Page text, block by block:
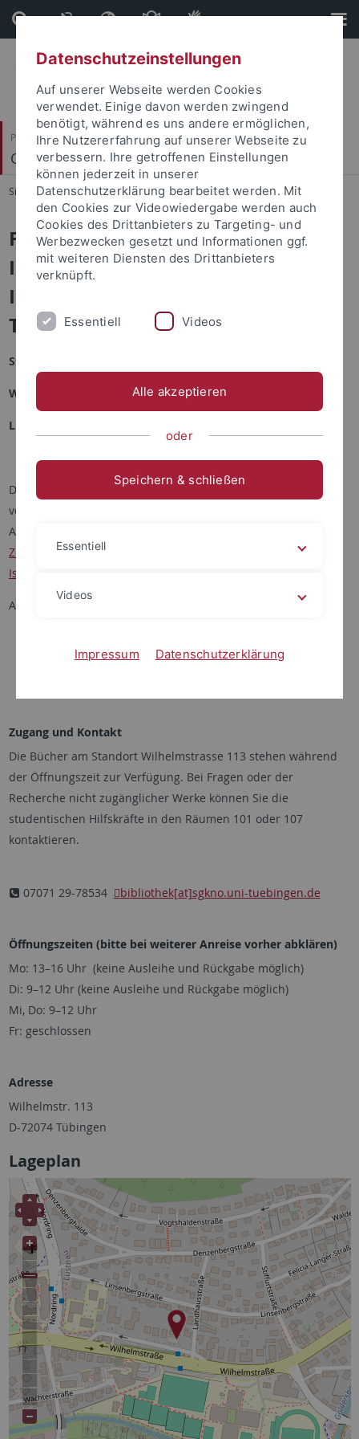
Direkt
zum
Inhalt
Direkt
zur
Fußleiste
Philosophische Fakultät
Orient- und Islamwissenschaft
Sie sind hier: Startseite ... Fachbibliothek
Fachreferat Orient- und
Islamwissenschaft (inkl. Arabistik,
Irankunde, Turkologie, Judaistik):
Timo Blocksdorf
Standorte:
Wilhelmstr. 113, Ebenen EG bis 2. OG
Liebermeisterstr. 18, Ebene 2
Die UB erwirbt Literatur zum gesamten Fächerspektrum,
vorwiegend Sekundärliteratur in europäischen Sprachen, in
Absprache mit der
Zentrum für Islamische Theologie
Islamische Geschichte und Kultur
Ansprechpartner in der UB:
Zugang und Kontakt
Die Bücher am Standort Wilhelmstrasse 113 stehen während
der Öffnungszeit zur Verfügung. Bei Fragen oder der
Recherche nicht zugänglicher Werke können Sie die
studentischen Hilfskräfte in den Räumen 101 oder 107
kontaktieren.
07071 29-78534 bibliothek[at]sgkno.uni-tuebingen.de
Öffnungszeiten (bitte bei weiterer Anreise vorher abklären)
Mo: 13–16 Uhr (keine Ausleihe und Rückgabe möglich)
Di: 9–12 Uhr (keine Ausleihe und Rückgabe möglich)
Mi, Do: 9–12 Uhr
Fr: geschlossen
Adresse
Wilhelmstr. 113
D-72074 Tübingen
Lageplan
Datenschutzeinstellungen
Auf unserer Webseite werden Cookies
verwendet. Einige davon werden zwingend
benötigt, während es uns andere ermöglichen,
Ihre Nutzererfahrung auf unserer Webseite zu
verbessern. Ihre getroffenen Einstellungen
können jederzeit in unserer
Datenschutzerklärung bearbeitet werden. Mit
den Cookies zur Videowiedergabe werden auch
Cookies des Drittanbieters zu Targeting- und
Werbezwecken gesetzt und Informationen ggf.
mit weiteren Diensten des Drittanbieters
verknüpft.
Essentiell Videos
Alle akzeptieren
oder
Speichern & schließen
Essentiell
Videos
Impressum Datenschutzerklärung